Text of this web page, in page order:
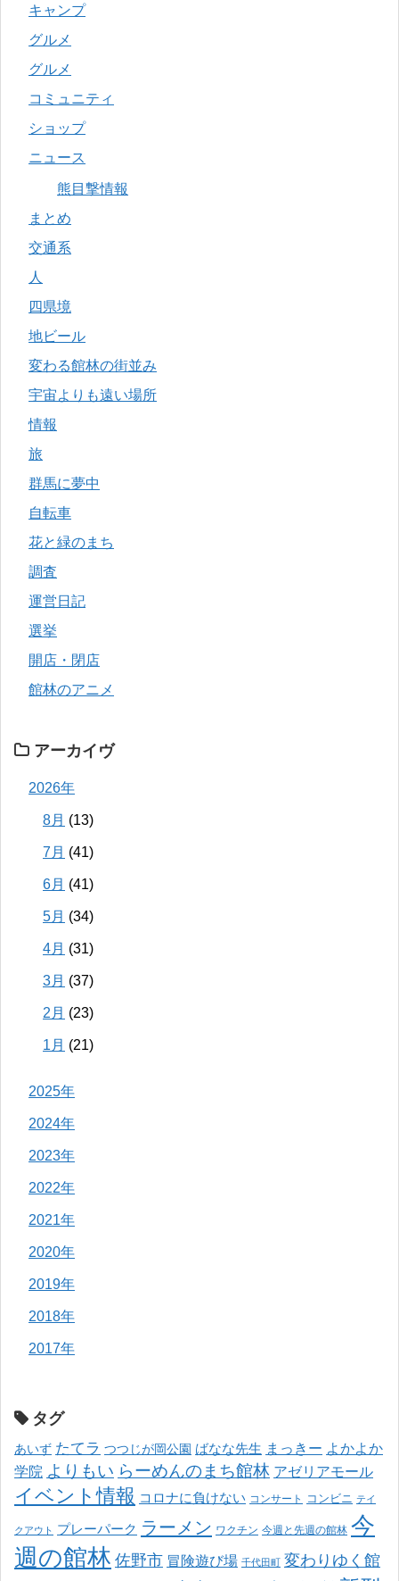
キャンプ
グルメ
グルメ
コミュニティ
ショップ
ニュース
熊目撃情報
まとめ
交通系
人
四県境
地ビール
変わる館林の街並み
宇宙よりも遠い場所
情報
旅
群馬に夢中
自転車
花と緑のまち
調査
運営日記
選挙
開店・閉店
館林のアニメ
アーカイヴ
2026年
8月 (13)
7月 (41)
6月 (41)
5月 (34)
4月 (31)
3月 (37)
2月 (23)
1月 (21)
2025年
2024年
2023年
2022年
2021年
2020年
2019年
2018年
2017年
タグ
あいず たてラ つつじが岡公園 ばなな先生 まっきー よかよか
学院 よりもい らーめんのまち館林 アゼリアモール
イベント情報 コロナに負けない コンサート コンビニ テイ
クアウト プレーパーク ラーメン ワクチン 今週と先週の館林 今
週の館林 佐野市 冒険遊び場 千代田町 変わりゆく館